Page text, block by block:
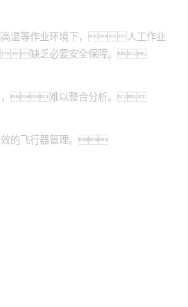
温等作业环境下，人工作业
缺乏必要安全保障。
，难以整合分析。
效的飞行器管理。